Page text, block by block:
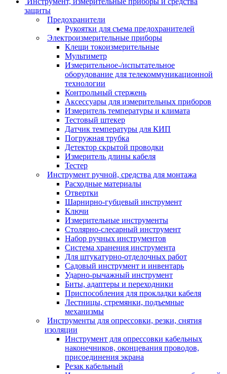
защиты
Предохранители
Рукоятки для съема предохранителей
Электроизмерительные приборы
Клещи токоизмерительные
Мультиметр
Измерительное-/испытательное
оборудование для телекоммуникационной
технологии
Контрольный стержень
Аксессуары для измерительных приборов
Измеритель температуры и климата
Тестовый штекер
Датчик температуры для КИП
Погружная трубка
Детектор скрытой проводки
Измеритель длины кабеля
Тестер
Инструмент ручной, средства для монтажа
Расходные материалы
Отвертки
Шарнирно-губцевый инструмент
Ключи
Измерительные инструменты
Столярно-слесарный инструмент
Набор ручных инструментов
Система хранения инструмента
Для штукатурно-отделочных работ
Садовый инструмент и инвентарь
Ударно-рычажный инструмент
Биты, адаптеры и переходники
Приспособления для прокладки кабеля
Лестницы, стремянки, подъемные
механизмы
Инструменты для опрессовки, резки, снятия
изоляции
Инструмент для опрессовки кабельных
наконечников, оконцевания проводов,
присоединения экрана
Резак кабельный